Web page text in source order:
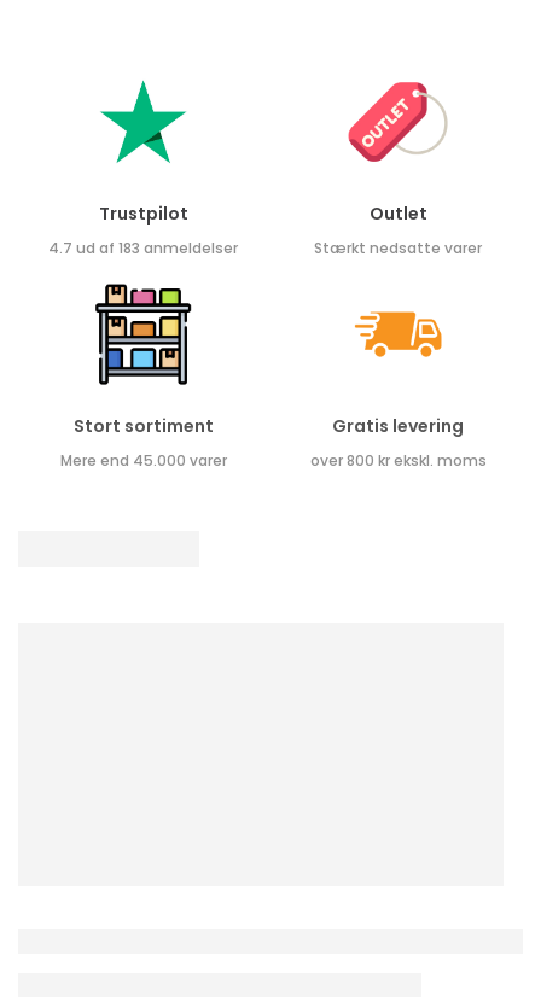
Trustpilot
4.7 ud af 183 anmeldelser
Outlet
Stærkt nedsatte varer
Stort sortiment
Mere end 45.000 varer
Gratis levering
over 800 kr ekskl. moms